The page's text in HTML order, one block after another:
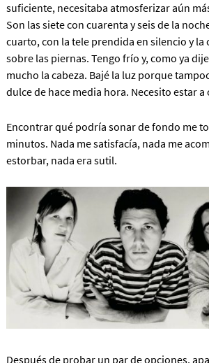
suficiente, necesitaba atmosferizar aún
Son las siete con cuarenta y seis de la
cuarto, con la tele prendida en silencio y la
sobre las piernas. Tengo frío y, como ya
mucho la cabeza. Bajé la luz porque
dulce de hace media hora. Necesito estar a
Encontrar qué podría sonar de fondo me
minutos. Nada me satisfacía, nada me
estorbar, nada era sutil.
Después de probar un par de opciones,